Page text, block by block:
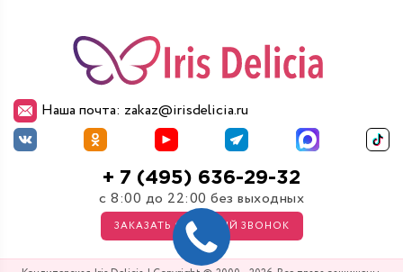
Наша почта: zakaz@irisdelicia.ru
+ 7 (495) 636-29-32
с 8:00 до 22:00 без выходных
ЗАКАЗАТЬ ОБРАТНЫЙ ЗВОНОК